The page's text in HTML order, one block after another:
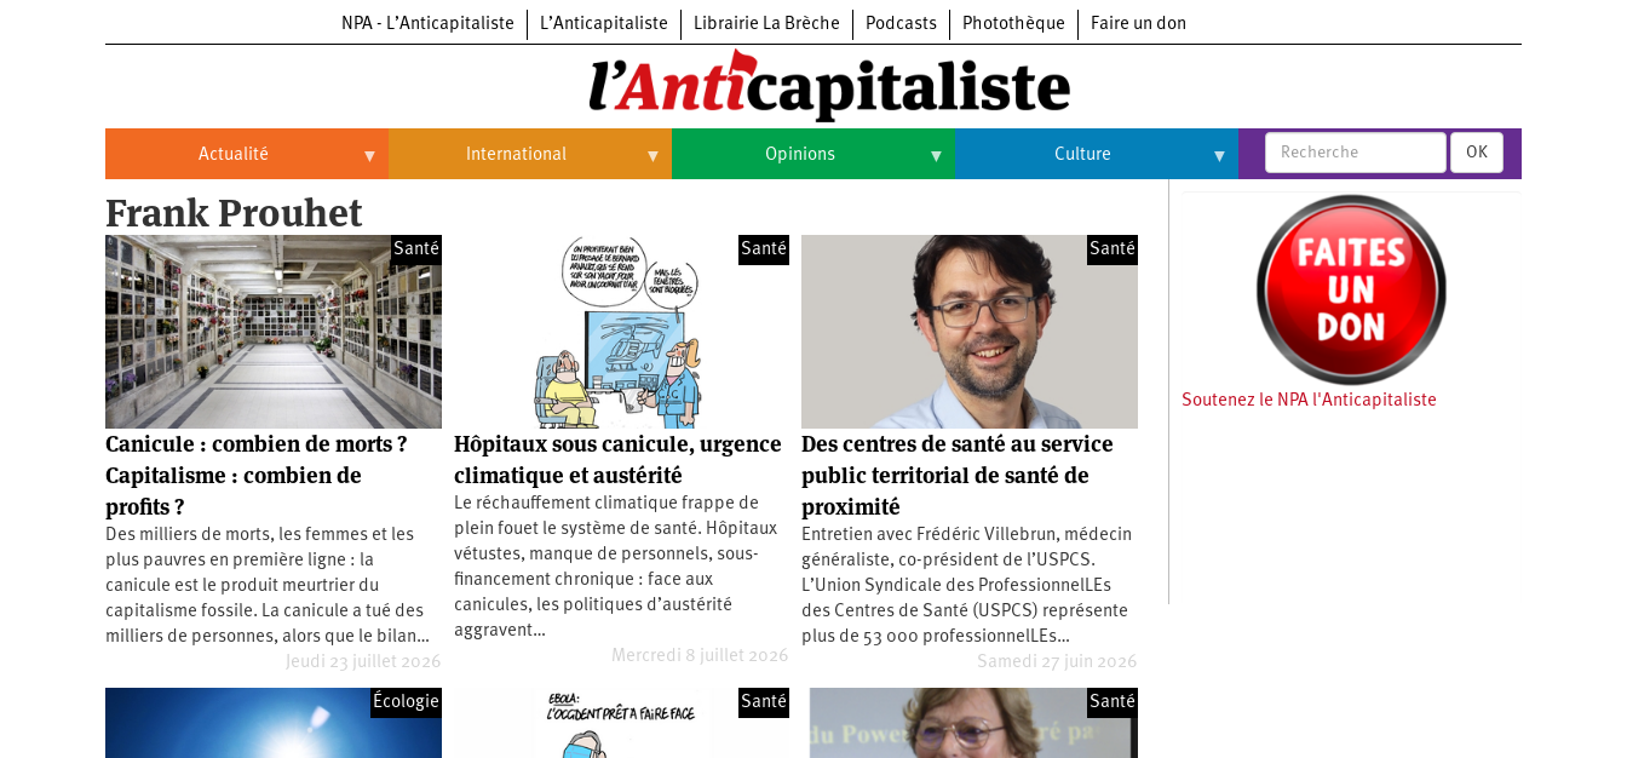
NPA - L’Anticapitaliste L’Anticapitaliste Librairie La Brèche Podcasts Photothèque Faire un don
Actualité
Actualité
Politique
Entreprises
Entreprises
Automobile
Commerce
Hôpitaux
SNCF
Oppressions
Oppressions
Féminisme
LGBTI
Économie
Éducation
Santé
Vidéos
International
Brésil
Chine
États-
Unis
Continents
Continents
Afrique
Amérique
Nord
Amérique
latine
Asie
Europe
Opinions
Histoire
Culture
Arts
Cinéma
Expositions
Livres
OK
Frank Prouhet
Santé
Canicule : combien de morts ?
Capitalisme : combien de
profits ?
Des milliers de morts, les femmes et les
plus pauvres en première ligne : la
canicule est le produit meurtrier du
capitalisme fossile. La canicule a tué des
milliers de personnes, alors que le bilan…
Jeudi 23 juillet 2026
Santé
Hôpitaux sous canicule, urgence
climatique et austérité
Le réchauffement climatique frappe de
plein fouet le système de santé. Hôpitaux
vétustes, manque de personnels, sous-
financement chronique : face aux
canicules, les politiques d’austérité
aggravent…
Mercredi 8 juillet 2026
Santé
Des centres de santé au service
public territorial de santé de
proximité
Entretien avec Frédéric Villebrun, médecin
généraliste, co-président de l’USPCS.
L’Union Syndicale des ProfessionnelLEs
des Centres de Santé (USPCS) représente
plus de 53 000 professionnelLEs…
Samedi 27 juin 2026
Écologie Santé Santé
Soutenez le NPA l'Anticapitaliste